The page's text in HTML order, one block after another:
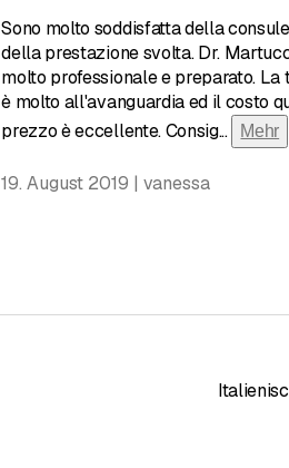
Sono molto soddisfatta della
della prestazione svolta. Dr.
molto professionale e preparato. La
è molto all'avanguardia ed il costo
prezzo è eccellente. Consig... Mehr
19. August 2019 | vanessa